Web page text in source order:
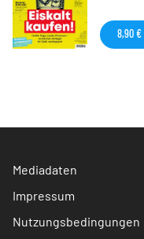
8,90 €
Mediadaten
Impressum
Nutzungsbedingungen